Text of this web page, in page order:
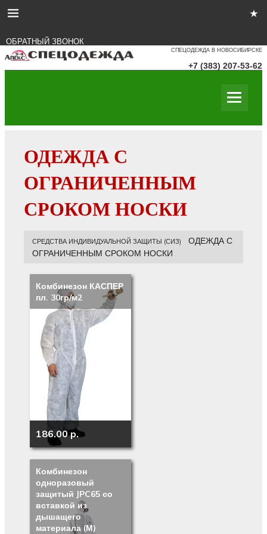
ОБРАТНЫЙ ЗВОНОК
СПЕЦОДЕЖДА В НОВОСИБИРСКЕ
+7 (383) 207-53-62
ОДЕЖДА С
ОГРАНИЧЕННЫМ
СРОКОМ НОСКИ
СРЕДСТВА ИНДИВИДУАЛЬНОЙ ЗАЩИТЫ (СИЗ)
ОДЕЖДА С
ОГРАНИЧЕННЫМ СРОКОМ НОСКИ
Комбинезон КАСПЕР
пл. 30гр/м2
186.00 p.
Комбинезон
одноразовый
защитый JPC65 со
вставкой из
дышащего
материала (М)